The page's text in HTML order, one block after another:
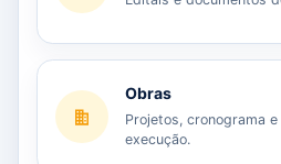
Obras
Projetos, cronograma
execução.